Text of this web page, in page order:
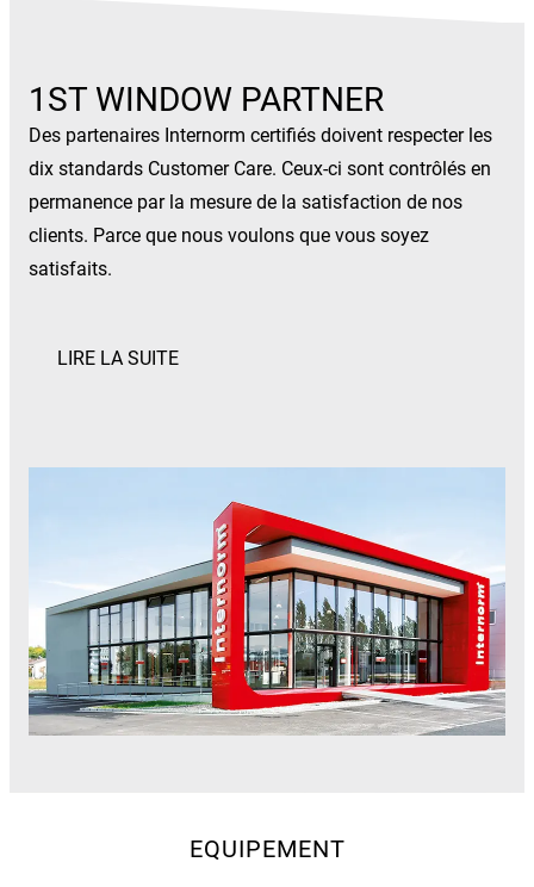
1ST WINDOW PARTNER
Des partenaires Internorm certifiés doivent respecter les
dix standards Customer Care. Ceux-ci sont contrôlés en
permanence par la mesure de la satisfaction de nos
clients. Parce que nous voulons que vous soyez
satisfaits.
EQUIPEMENT